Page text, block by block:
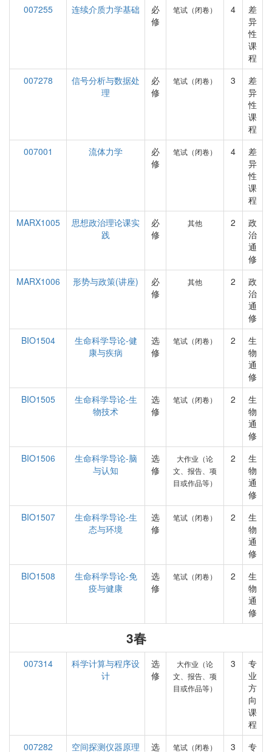
007255
连续介质力学基础
必
修
笔试（闭卷） 4
差
异
性
课
程
007278
信号分析与数据处
理
必
修
笔试（闭卷） 3
差
异
性
课
程
007001
流体力学
必
修
笔试（闭卷） 4
差
异
性
课
程
MARX1005
思想政治理论课实
践
必
修
其他 2
政
治
通
修
MARX1006
形势与政策(讲座)
必
修
其他 2
政
治
通
修
BIO1504
生命科学导论-健
康与疾病
选
修
笔试（闭卷） 2
生
物
通
修
BIO1505
生命科学导论-生
物技术
选
修
笔试（闭卷） 2
生
物
通
修
BIO1506
生命科学导论-脑
与认知
选
修
大作业（论
文、报告、项
目或作品等）
2
生
物
通
修
BIO1507
生命科学导论-生
态与环境
选
修
笔试（闭卷） 2
生
物
通
修
BIO1508
生命科学导论-免
疫与健康
选
修
笔试（闭卷） 2
生
物
通
修
3春
007314
科学计算与程序设
计
选
修
大作业（论
文、报告、项
目或作品等）
3
专
业
方
向
课
程
007282
空间探测仪器原理 选 笔试（闭卷） 3 专